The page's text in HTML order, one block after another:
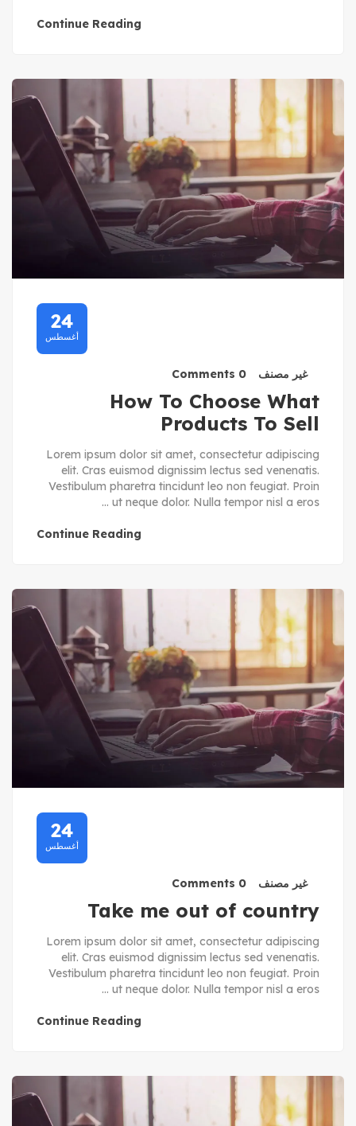
Continue Reading
24
أغسطس
غير مصنف 0 Comments
How To Choose What
Products To Sell
Lorem ipsum dolor sit amet, consectetur adipiscing
elit. Cras euismod dignissim lectus sed venenatis.
Vestibulum pharetra tincidunt leo non feugiat. Proin
ut neque dolor. Nulla tempor nisl a eros ...
Continue Reading
24
أغسطس
غير مصنف 0 Comments
Take me out of country
Lorem ipsum dolor sit amet, consectetur adipiscing
elit. Cras euismod dignissim lectus sed venenatis.
Vestibulum pharetra tincidunt leo non feugiat. Proin
ut neque dolor. Nulla tempor nisl a eros ...
Continue Reading